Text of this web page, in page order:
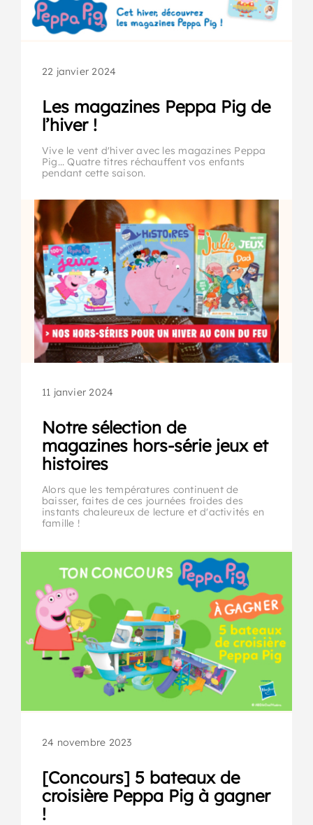
22 janvier 2024
Les magazines Peppa Pig de
l’hiver !
Vive le vent d'hiver avec les magazines Peppa
Pig... Quatre titres réchauffent vos enfants
pendant cette saison.
11 janvier 2024
Notre sélection de
magazines hors-série jeux et
histoires
Alors que les températures continuent de
baisser, faites de ces journées froides des
instants chaleureux de lecture et d'activités en
famille !
24 novembre 2023
[Concours] 5 bateaux de
croisière Peppa Pig à gagner
!